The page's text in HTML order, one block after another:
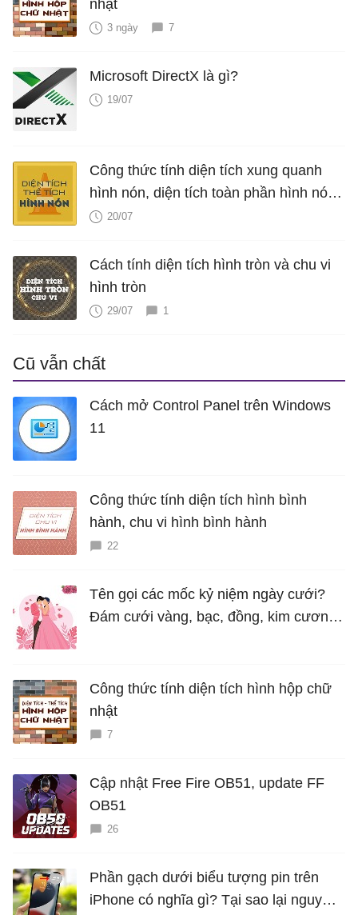
nhật
3 ngày 7
Microsoft DirectX là gì?
19/07
Công thức tính diện tích xung quanh
hình nón, diện tích toàn phần hình nón,
thể tích hình nón, V nón
20/07
Cách tính diện tích hình tròn và chu vi
hình tròn
29/07 1
Cũ vẫn chất
Cách mở Control Panel trên Windows
11
Công thức tính diện tích hình bình
hành, chu vi hình bình hành
22
Tên gọi các mốc kỷ niệm ngày cưới?
Đám cưới vàng, bạc, đồng, kim cương
Công thức tính diện tích hình hộp chữ
nhật
7
Cập nhật Free Fire OB51, update FF
OB51
26
Phần gạch dưới biểu tượng pin trên
iPhone có nghĩa gì? Tại sao lại nguy